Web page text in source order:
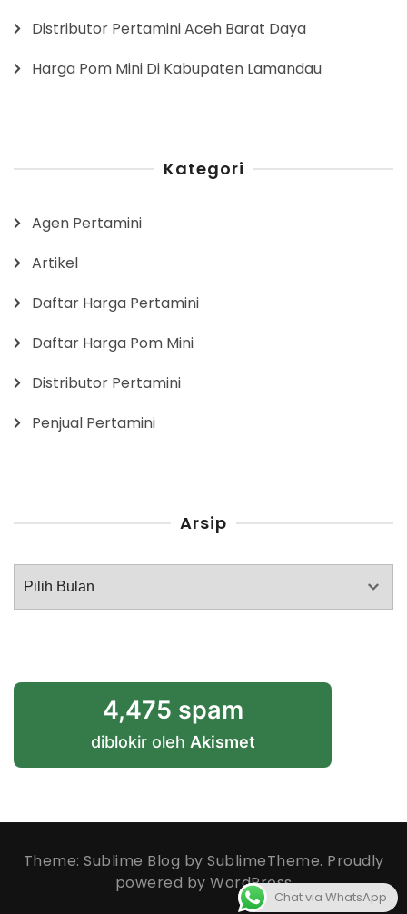
Distributor Pertamini Aceh Barat Daya
Harga Pom Mini Di Kabupaten Lamandau
Kategori
Agen Pertamini
Artikel
Daftar Harga Pertamini
Daftar Harga Pom Mini
Distributor Pertamini
Penjual Pertamini
Arsip
Arsip
4,475 spam
diblokir oleh Akismet
Theme: Sublime Blog by SublimeTheme. Proudly
powered by WordPress
Chat via WhatsApp